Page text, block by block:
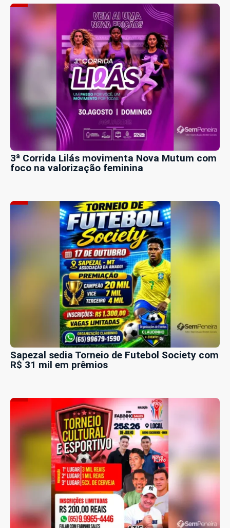
3ª Corrida Lilás movimenta Nova Mutum com
foco na valorização feminina
Sapezal sedia Torneio de Futebol Society com
R$ 31 mil em prêmios